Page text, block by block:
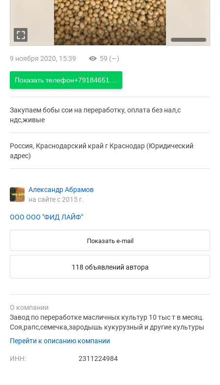
9 ноября 2020, 15:39 59 (—)
Показать телефон+79184651....
Закупаем бобы сои на переработку, оплата без нал,с
ндс,живые
Россия, Краснодарский край г Краснодар (Юридический
адрес)
Александр Абрамов
на сайте с 2015 г.
ООО ООО "ФИД ЛАЙФ"
Показать e-mail
118 объявлений автора
О компании
Завод по переработке масличных культур 10 тыс т в месяц.
Соя,рапс,семечка,зародышь кукурузный и другие культуры
Перейти к описанию компании
ИНН: 2311224984